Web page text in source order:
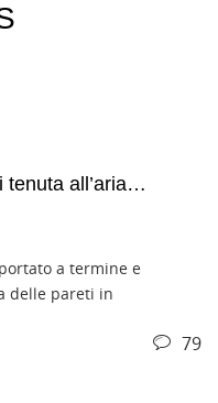
tenuta all’aria…
a termine e
delle pareti in
79